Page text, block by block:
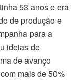
53 anos e era
de produção e
para a
ideias de
de avanço
mais de 50%